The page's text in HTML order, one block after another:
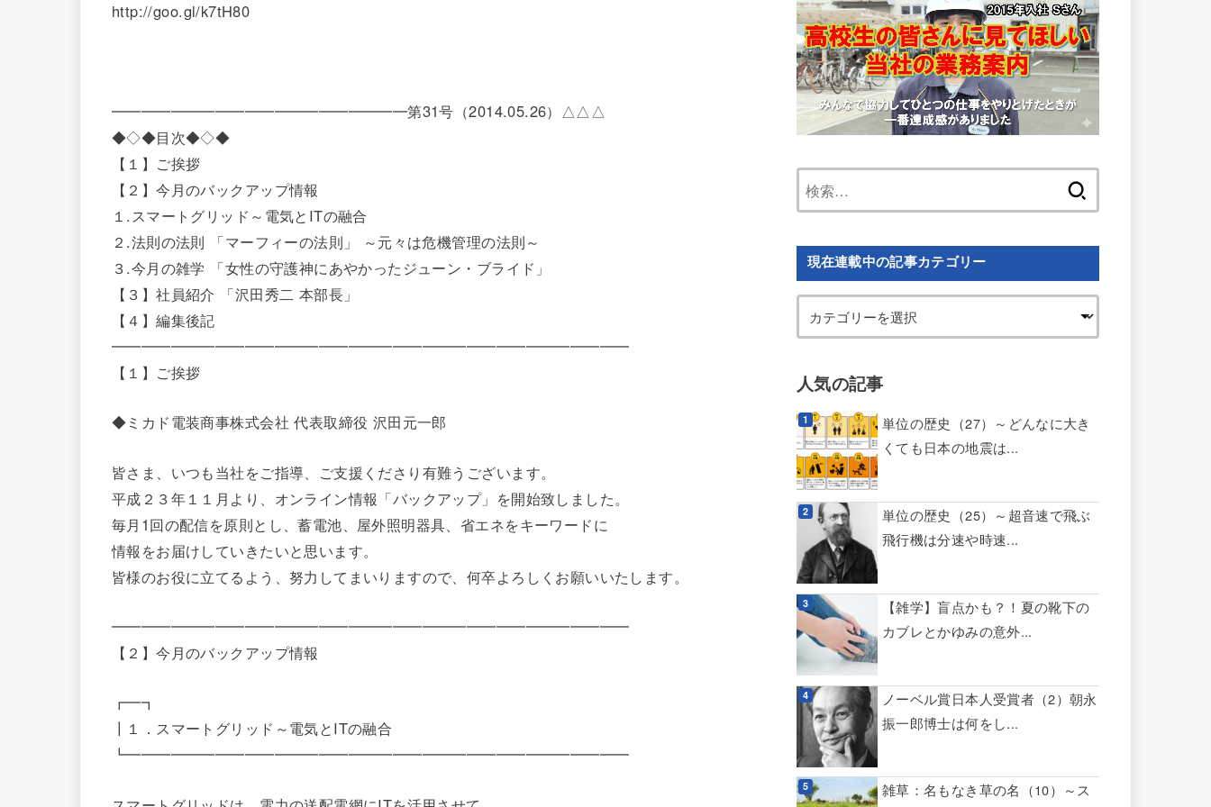
http://goo.gl/k7tH80
━━━━━━━━━━━━━━━━━━━━第31号（2014.05.26）△△△
◆◇◆目次◆◇◆
【１】ご挨拶
【２】今月のバックアップ情報
１.スマートグリッド～電気とITの融合
２.法則の法則 「マーフィーの法則」 ～元々は危機管理の法則～
３.今月の雑学 「女性の守護神にあやかったジューン・ブライド」
【３】社員紹介 「沢田秀二 本部長」
【４】編集後記
━━━━━━━━━━━━━━━━━━━━━━━━━━━━━━━━━━━
【１】ご挨拶
◆ミカド電装商事株式会社 代表取締役 沢田元一郎
皆さま、いつも当社をご指導、ご支援くださり有難うございます。
平成２３年１１月より、オンライン情報「バックアップ」を開始致しました。
毎月1回の配信を原則とし、蓄電池、屋外照明器具、省エネをキーワードに
情報をお届けしていきたいと思います。
皆様のお役に立てるよう、努力してまいりますので、何卒よろしくお願いいたします。
━━━━━━━━━━━━━━━━━━━━━━━━━━━━━━━━━━━
【２】今月のバックアップ情報
┏━┓
┃１．スマートグリッド～電気とITの融合
┗━━━━━━━━━━━━━━━━━━━━━━━━━━━━━━━━━━
現在連載中の記事カテゴリー
人気の記事
単位の歴史（27）～どんなに大き
くても日本の地震は...
単位の歴史（25）～超音速で飛ぶ
飛行機は分速や時速...
【雑学】盲点かも？！夏の靴下の
カブレとかゆみの意外...
ノーベル賞日本人受賞者（2）朝永
振一郎博士は何をし...
雑草：名もなき草の名（10）～ス